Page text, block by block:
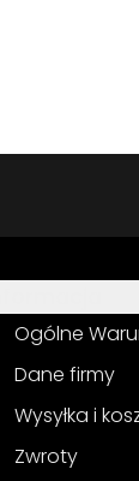
Ogólne
Dane firmy
Wysyłka i
Zwroty